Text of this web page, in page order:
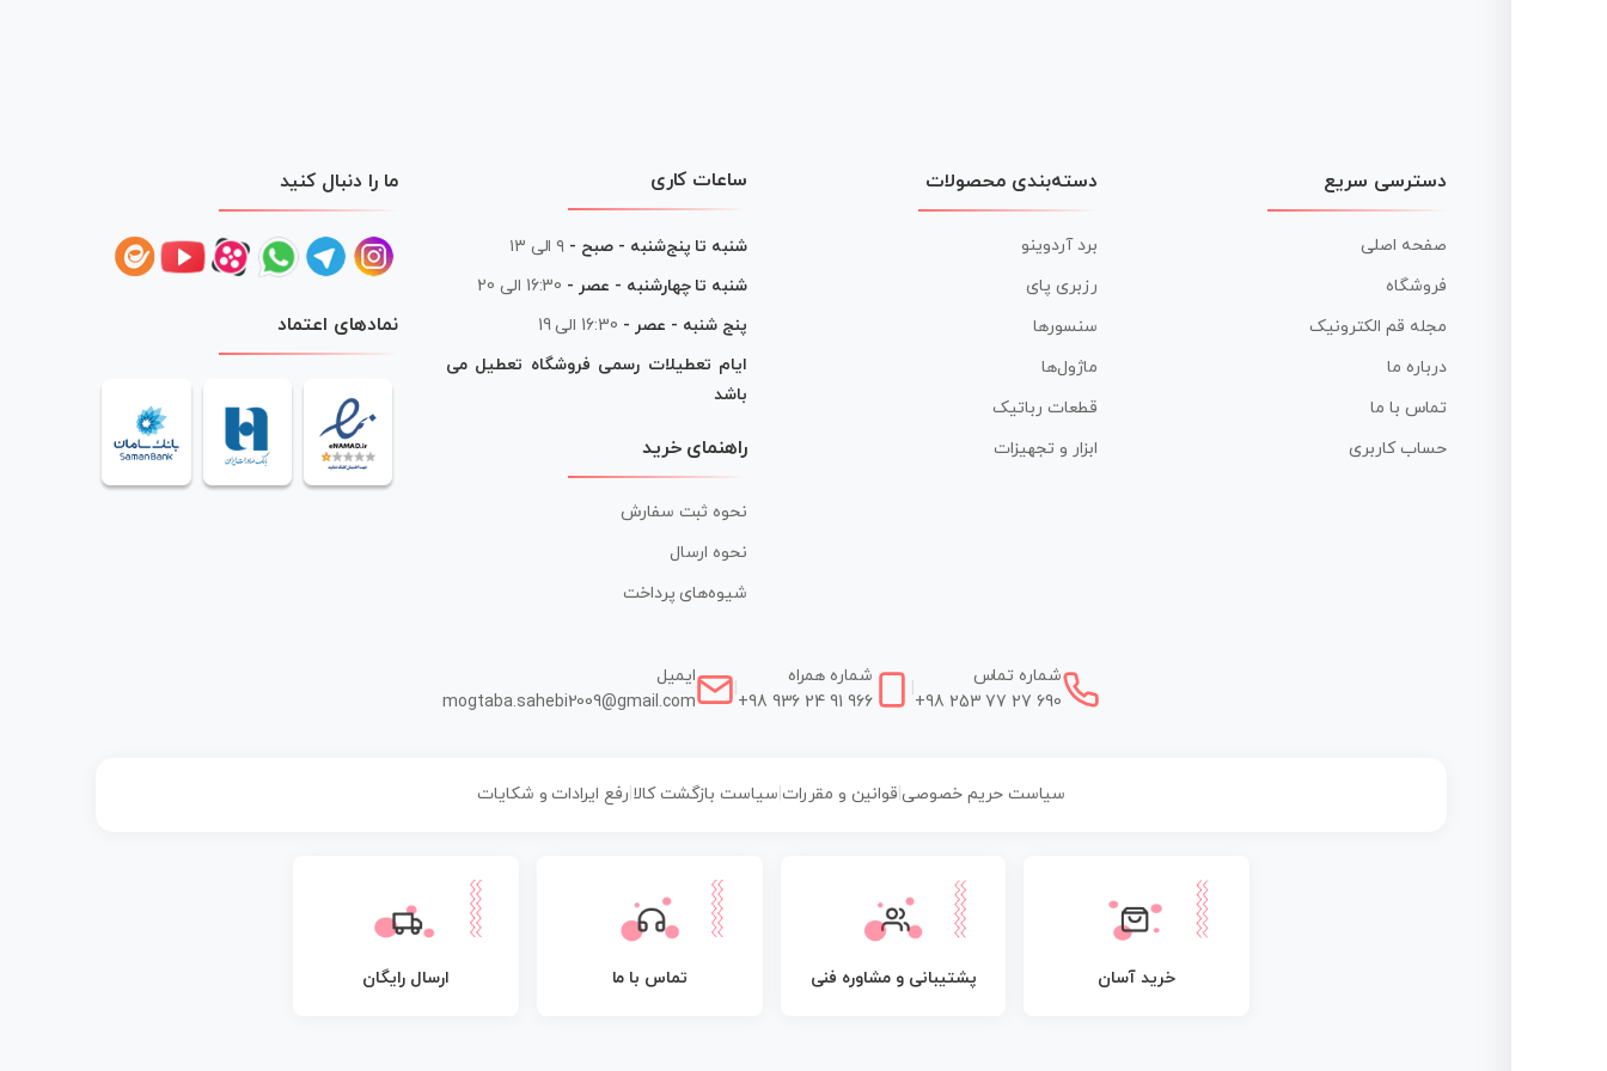
دسترسی سریع
صفحه اصلی
فروشگاه
مجله قم الکترونیک
درباره ما
تماس با ما
حساب کاربری
دسته‌بندی محصولات
برد آردوینو
رزبری پای
سنسورها
ماژول‌ها
قطعات رباتیک
ابزار و تجهیزات
ساعات کاری
شنبه تا پنج‌شنبه - صبح - ۹ الی ۱۳
شنبه تا چهارشنبه - عصر - 16:30 الی 20
پنج شنبه - عصر - 16:30 الی 19
ایام تعطیلات رسمی فروشگاه تعطیل می
باشد
راهنمای خرید
نحوه ثبت سفارش
نحوه ارسال
شیوه‌های پرداخت
ما را دنبال کنید
نمادهای اعتماد
شماره تماس
+98 253 77 27 690
شماره همراه
+98 936 24 91 966
ایمیل
mogtaba.sahebi2009@gmail.com
سیاست حریم خصوصی| قوانین و مقررات سیاست بازگشت کالا رفع ایرادات و شکایات
خرید آسان پشتیبانی و مشاوره فنی تماس با ما ارسال رایگان